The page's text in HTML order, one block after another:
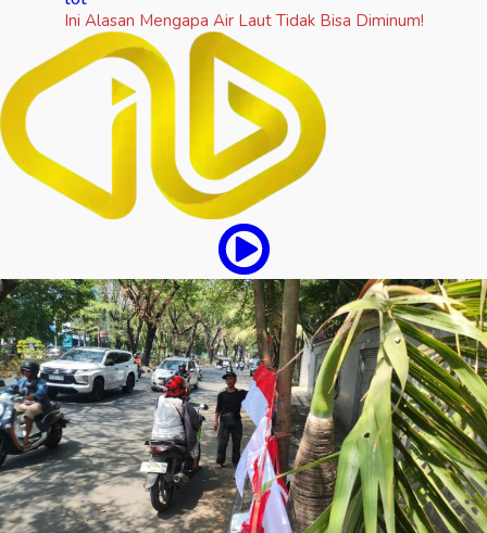
Ini Alasan Mengapa Air Laut Tidak Bisa Diminum!